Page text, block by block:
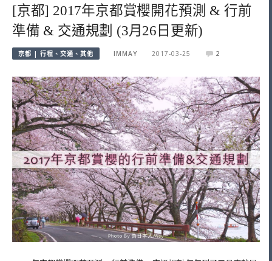
[京都] 2017年京都賞櫻開花預測 & 行前
準備 & 交通規劃 (3月26日更新)
京都 | 行程、交通、其他 IMMAY 2017-03-25 2